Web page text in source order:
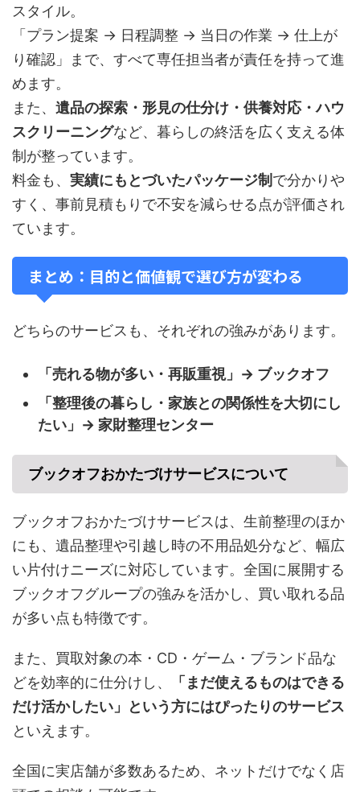
スタイル。
「プラン提案 → 日程調整 → 当日の作業 → 仕上が
り確認」まで、すべて専任担当者が責任を持って進
めます。
また、 遺品の探索・形見の仕分け・供養対応・ハウ
スクリーニングなど、暮らしの終活を広く支える体
制が整っています。
料金も、 実績にもとづいたパッケージ制 で分かりや
すく、事前見積もりで不安を減らせる点が評価され
ています。
まとめ：目的と価値観で選び方が変わる
どちらのサービスも、それぞれの強みがあります。
「売れる物が多い・再販重視」→ ブックオフ
「整理後の暮らし・家族との関係性を大切にし
たい」→ 家財整理センター
ブックオフおかたづけサービスについて
ブックオフおかたづけサービスは、生前整理のほか
にも、遺品整理や引越し時の不用品処分など、幅広
い片付けニーズに対応しています。全国に展開する
ブックオフグループの強みを活かし、買い取れる品
が多い点も特徴です。
また、買取対象の本・CD・ゲーム・ブランド品な
どを効率的に仕分けし、
「まだ使えるものはできる
だけ活かしたい」という方にはぴったりのサービス
といえます。
全国に実店舗が多数あるため、ネットだけでなく店